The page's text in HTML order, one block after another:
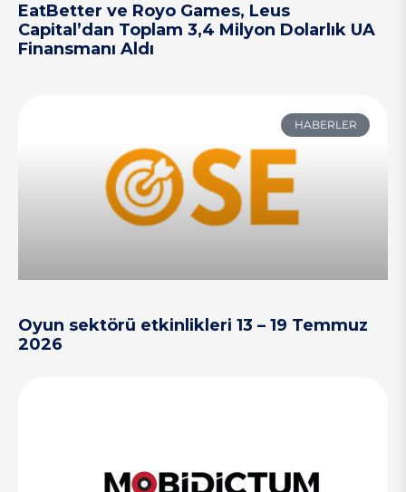
EatBetter ve Royo Games, Leus
Capital’dan Toplam 3,4 Milyon Dolarlık UA
Finansmanı Aldı
HABERLER
Oyun sektörü etkinlikleri 13 – 19 Temmuz
2026